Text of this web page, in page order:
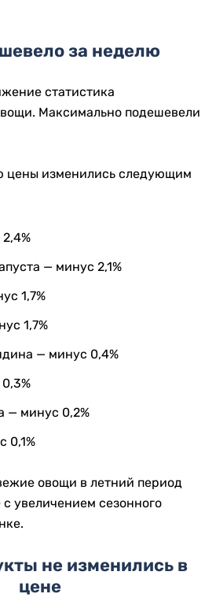
за неделю
статистика
Максимально подешевели
цены изменились следующим
— минус 2,1%
1,7%
1,7%
— минус 0,4%
— минус 0,2%
0,1%
овощи в летний период
увеличением сезонного
не изменились в
цене